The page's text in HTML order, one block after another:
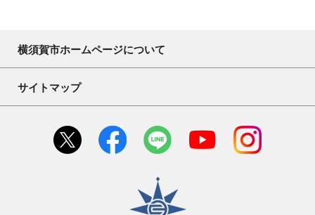
横須賀市ホームページについて
サイトマップ
横須賀市